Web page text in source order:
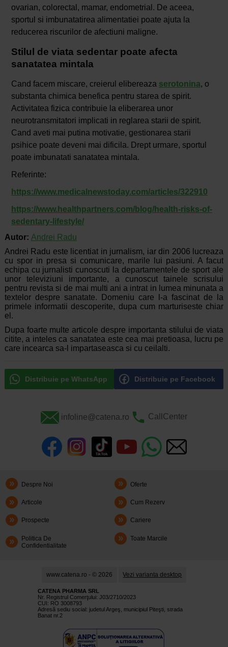
ovarian, colorectal, mamar, endometrial. De aceea,
sportul si imbunatatirea alimentatiei poate ajuta la
reducerea riscurilor de afectiuni maligne.
Stilul de viata sedentar poate afecta
sanatatea mintala
Cand facem miscare, creierul elibereaza serotonina, o
substanta chimica benefica pentru starea de spirit.
Activitatea fizica contribuie la eliberarea unor
neurotransmitatori implicati in reglarea starii de spirit.
Cand aveti mai putina motivatie, gestionarea starii
psihice poate deveni mai dificila. Drept urmare, sportul
poate imbunatati sanatatea mintala.
Referinte:
https://www.medicalnewstoday.com/articles/322910
https://www.healthpartners.com/blog/health-risks-of-
sedentary-lifestyle/
Autor: Andrei Radu
Andrei Radu este licentiat in jurnalism, iar din 2006 lucreaza
cu spor in presa si comunicare, marile lui pasiuni. A facut
echipa cu jurnalisti cunoscuti la departamentele de sport ale
unor televiziuni importante, a cunoscut tainele scrisului
pentru revista si de mai multi ani a intrat in lumea minunata a
textelor despre sanatate. Domeniu care l-a fascinat de la
primele informatii descoperite, dupa cum marturiseste chiar
el.
Dupa foarte multe articole despre importanta stilului de viata
citite, a inteles ca sanatatea este cea mai pretioasa, lucru pe
care incearca sa-l impartaseasca si cu ceilalti.
Distribuie pe WhatsApp Distribuie pe Facebook
infoline@catena.ro CallCenter
Despre Noi Oferte
Articole Cum Rezerv
Prospecte Cariere
Politica De
Confidentialitate
Toate Marcile
www.catena.ro - © 2026 Vezi varianta desktop
CATENA PHARMA SRL
Nr. Registrul Comerţului: J03/2710/2023
CUI: RO 3008793
Adresă sediu social: judetul Argeş, municipiul Piteşti, strada
Banat nr.2